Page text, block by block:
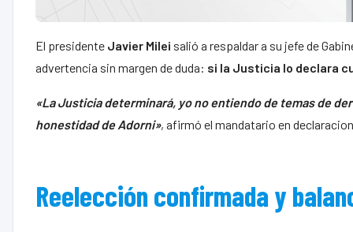
El presidente Javier Milei salió a respaldar a su jefe de
advertencia sin margen de duda: si la Justicia lo declara
«La Justicia determinará, yo no entiendo de temas de
honestidad de Adorni», afirmó el mandatario en
Reelección confirmada y